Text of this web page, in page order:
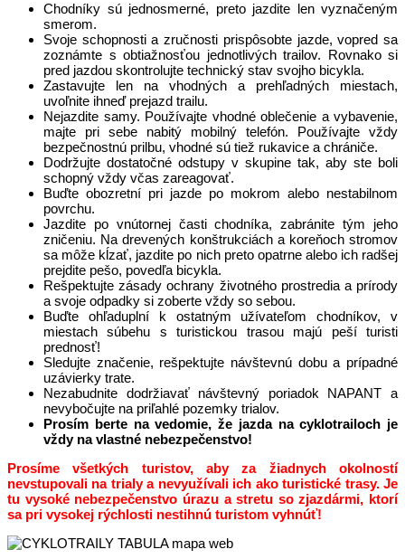
Chodníky sú jednosmerné, preto jazdite len vyznačeným
smerom.
Svoje schopnosti a zručnosti prispôsobte jazde, vopred sa
zoznámte s obtiažnosťou jednotlivých trailov. Rovnako si
pred jazdou skontrolujte technický stav svojho bicykla.
Zastavujte len na vhodných a prehľadných miestach,
uvoľnite ihneď prejazd trailu.
Nejazdite samy. Používajte vhodné oblečenie a vybavenie,
majte pri sebe nabitý mobilný telefón. Používajte vždy
bezpečnostnú prilbu, vhodné sú tiež rukavice a chrániče.
Dodržujte dostatočné odstupy v skupine tak, aby ste boli
schopný vždy včas zareagovať.
Buďte obozretní pri jazde po mokrom alebo nestabilnom
povrchu.
Jazdite po vnútornej časti chodníka, zabránite tým jeho
zničeniu. Na drevených konštrukciách a koreňoch stromov
sa môže kĺzať, jazdite po nich preto opatrne alebo ich radšej
prejdite pešo, povedľa bicykla.
Rešpektujte zásady ochrany životného prostredia a prírody
a svoje odpadky si zoberte vždy so sebou.
Buďte ohľaduplní k ostatným užívateľom chodníkov, v
miestach súbehu s turistickou trasou majú peší turisti
prednosť!
Sledujte značenie, rešpektujte návštevnú dobu a prípadné
uzávierky trate.
Nezabudnite dodržiavať návštevný poriadok NAPANT a
nevybočujte na priľahlé pozemky trialov.
Prosím berte na vedomie, že jazda na cyklotrailoch je
vždy na vlastné nebezpečenstvo!
Prosíme všetkých turistov, aby za žiadnych okolností
nevstupovali na trialy a nevyužívali ich ako turistické trasy. Je
tu vysoké nebezpečenstvo úrazu a stretu so zjazdármi, ktorí
sa pri vysokej rýchlosti nestihnú turistom vyhnúť!